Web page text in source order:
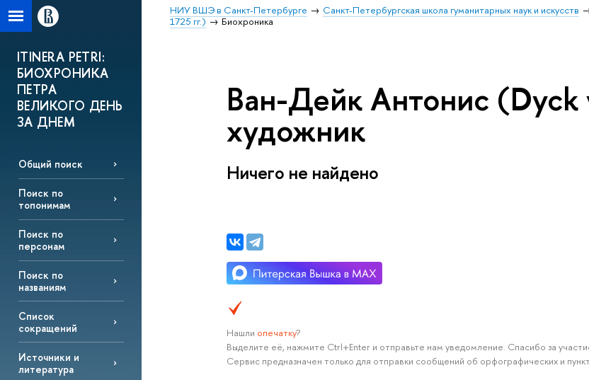
НИУ ВШЭ в Санкт-Петербурге Санкт-Петербургская школа гуманитарных наук и искусств
1725 гг.)
Биохроника
ITINERA PETRI:
БИОХРОНИКА
ПЕТРА
ВЕЛИКОГО ДЕНЬ
ЗА ДНЕМ
Общий поиск
Поиск по
топонимам
Поиск по
персонам
Поиск по
названиям
Список
сокращений
Источники и
литература
Ван-Дейк Антонис
художник
Ничего не найдено
Нашли опечатку?
Выделите её, нажмите Ctrl+Enter и отправьте нам уведомление. Спасибо за
Сервис предназначен только для отправки сообщений об орфографических и